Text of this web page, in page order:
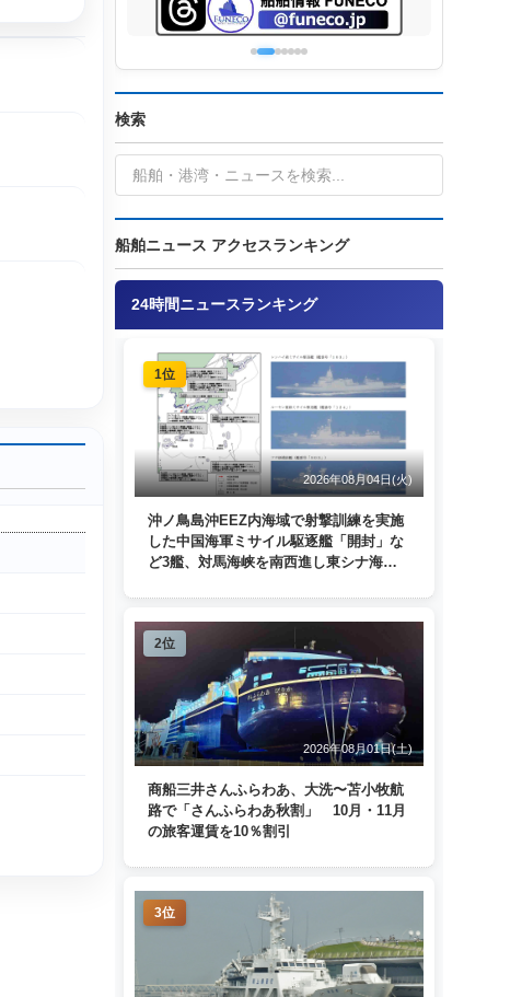
検索
船舶ニュース アクセスランキング
24時間ニュースランキング
1位
2026年08月04日(火)
沖ノ鳥島沖EEZ内海域で射撃訓練を実施
した中国海軍ミサイル駆逐艦「開封」な
ど3艦、対馬海峡を南西進し東シナ海
2位
2026年08月01日(土)
商船三井さんふらわあ、大洗〜苫小牧航
路で「さんふらわあ秋割」 10月・11月
の旅客運賃を10％割引
3位